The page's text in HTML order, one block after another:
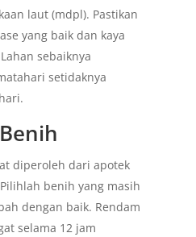
laut (mdpl). Pastikan
yang baik dan kaya
sebaiknya
setidaknya
diperoleh dari apotek
benih yang masih
dengan baik. Rendam
selama 12 jam